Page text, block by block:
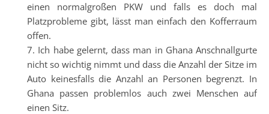
einen normalgroßen PKW und falls es doch mal
Platzprobleme gibt, lässt man einfach den Kofferraum
offen.
Ich habe gelernt, dass man in Ghana Anschnallgurte
nicht so wichtig nimmt und dass die Anzahl der Sitze im
Auto keinesfalls die Anzahl an Personen begrenzt. In
Ghana passen problemlos auch zwei Menschen auf
einen Sitz.